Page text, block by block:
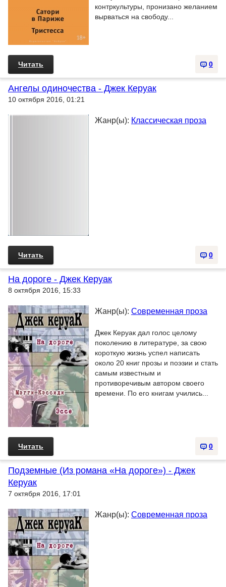
контркультуры, пронизано желанием
вырваться на свободу...
0
Читать
Ангелы одиночества - Джек Керуак
10 октября 2016, 01:21
Жанр(ы): Классическая проза
0
Читать
На дороге - Джек Керуак
8 октября 2016, 15:33
Жанр(ы): Современная проза
Джек Керуак дал голос целому
поколению в литературе, за свою
короткую жизнь успел написать
около 20 книг прозы и поэзии и стать
самым известным и
противоречивым автором своего
времени. По его книгам учились...
0
Читать
Подземные (Из романа «На дороге») - Джек
Керуак
7 октября 2016, 17:01
Жанр(ы): Современная проза